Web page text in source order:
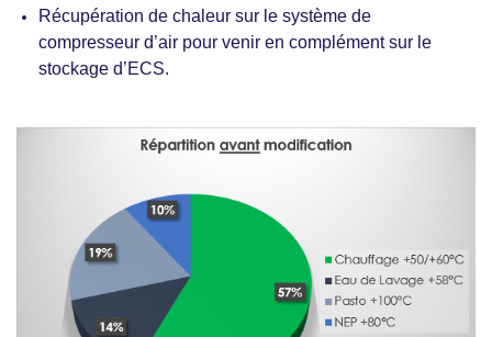
Récupération de chaleur sur le système de
compresseur d’air pour venir en complément sur le
stockage d’ECS.